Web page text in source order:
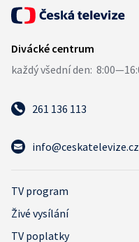
261 136 113
info@ceskatelevize.cz
TV program
Živé vysílání
TV poplatky